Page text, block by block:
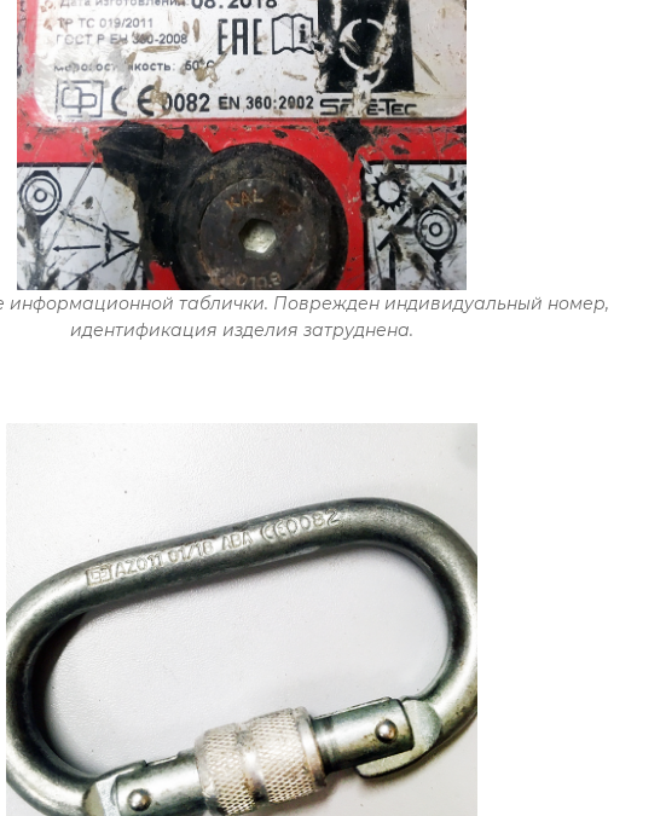
информационной таблички. Поврежден индивидуальный номер,
идентификация изделия затруднена.